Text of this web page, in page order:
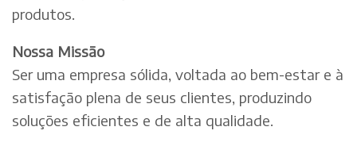
produtos.
Nossa Missão
Ser uma empresa sólida, voltada ao bem-estar e à
satisfação plena de seus clientes, produzindo
soluções eficientes e de alta qualidade.